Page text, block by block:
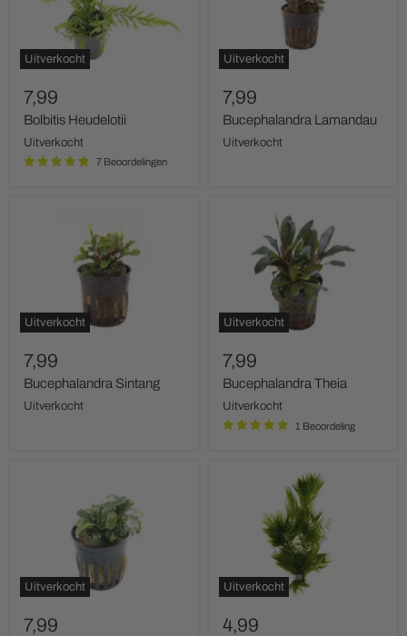
Uitverkocht
7,99
Bolbitis Heudelotii
Uitverkocht
7 Beoordelingen
Uitverkocht
7,99
Bucephalandra Lamandau
Uitverkocht
Uitverkocht
7,99
Bucephalandra Sintang
Uitverkocht
Uitverkocht
Bucephalandra
7,99
Bucephalandra Theia
Uitverkocht
1 Beoordeling
Uitverkocht
7,99
Uitverkocht
Ceratophyllum
4,99